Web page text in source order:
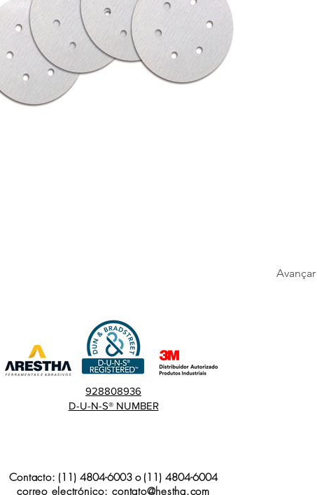
Avançar
928808936
D-U-N-S® NUMBER
Contacto: (11) 4804-6003 o (11) 4804-6004
correo electrónico:contato@hestha.com